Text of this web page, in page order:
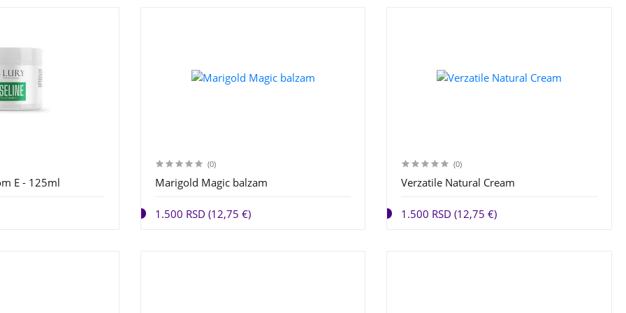
E - 125ml
(0)
Marigold Magic balzam
1.500 RSD (12,75 €)
(0)
Verzatile Natural Cream
1.500 RSD (12,75 €)